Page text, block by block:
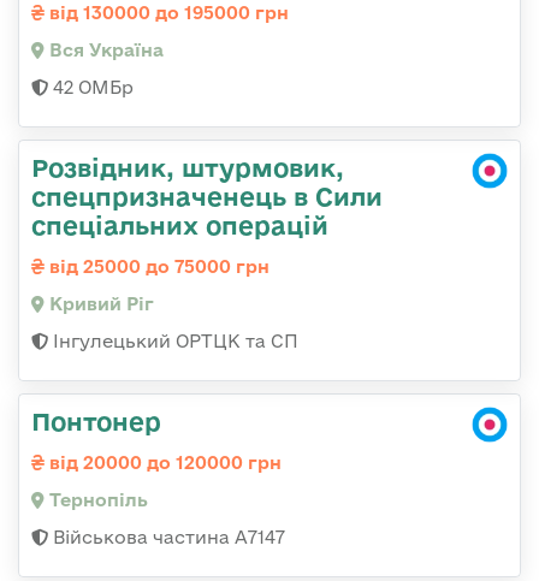
від 130000 до 195000 грн
Вся Україна
42 ОМБр
Розвідник, штурмовик,
спецпризначенець в Сили
спеціальних операцій
від 25000 до 75000 грн
Кривий Ріг
Інгулецький ОРТЦК та СП
Понтонер
від 20000 до 120000 грн
Тернопіль
Військова частина А7147